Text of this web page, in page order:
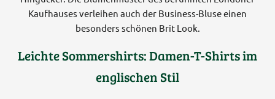
Kaufhauses verleihen auch der Business-Bluse einen
besonders schönen Brit Look.
Leichte Sommershirts: Damen-T-Shirts im
englischen Stil